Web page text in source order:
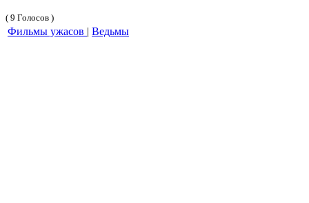
( 9 Голосов )
Фильмы ужасов | Ведьмы